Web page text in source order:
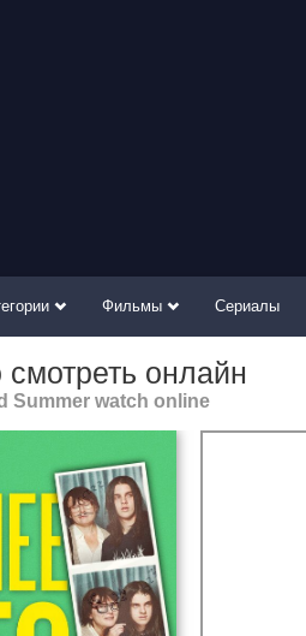
Фильмы Сериалы
онлайн
Summer watch online